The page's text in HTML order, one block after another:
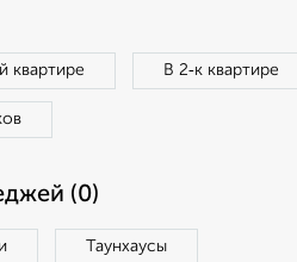
квартире В 2‑к квартире
(0)
Таунхаусы